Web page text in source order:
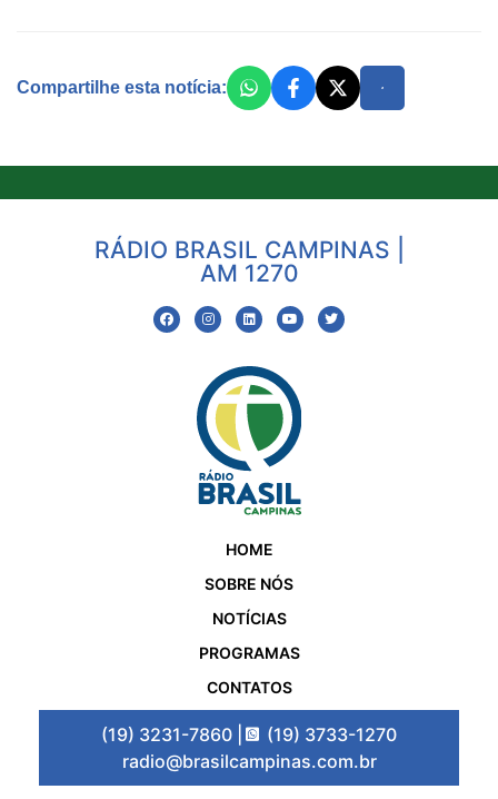
Compartilhe esta notícia:
RÁDIO BRASIL CAMPINAS |
AM 1270
HOME
SOBRE NÓS
NOTÍCIAS
PROGRAMAS
CONTATOS
(19) 3231-7860 |
(19) 3733-1270
radio@brasilcampinas.com.br